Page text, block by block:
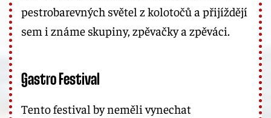
pestrobarevných světel z kolotočů a přijíždějí
sem i známe skupiny, zpěvačky a zpěváci.
Gastro Festival
Tento festival by neměli vynechat